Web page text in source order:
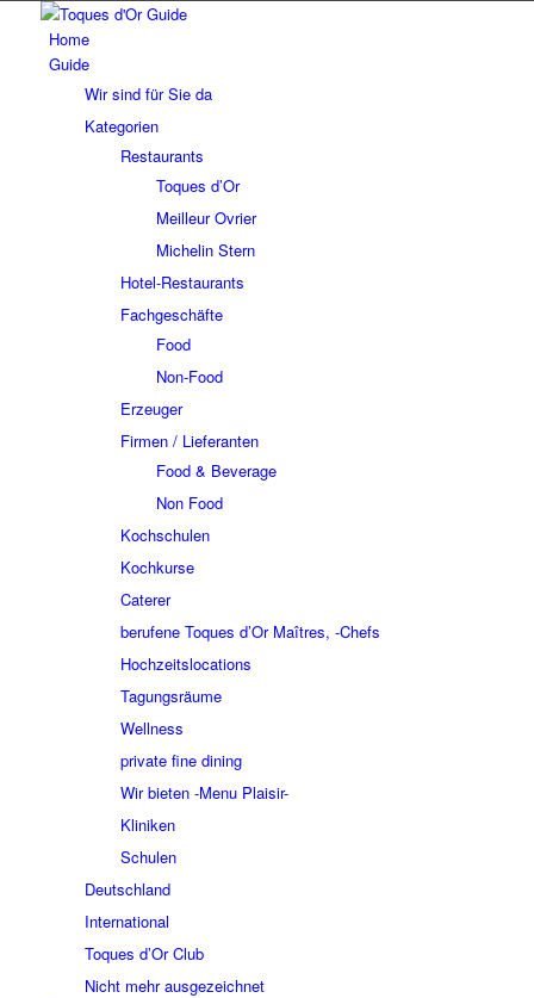
Home
Guide
Wir sind für Sie da
Kategorien
Restaurants
Toques d’Or
Meilleur Ovrier
Michelin Stern
Hotel-Restaurants
Fachgeschäfte
Food
Non-Food
Erzeuger
Firmen / Lieferanten
Food & Beverage
Non Food
Kochschulen
Kochkurse
Caterer
berufene Toques d’Or Maîtres, -Chefs
Hochzeitslocations
Tagungsräume
Wellness
private fine dining
Wir bieten -Menu Plaisir-
Kliniken
Schulen
Deutschland
International
Toques d’Or Club
Nicht mehr ausgezeichnet